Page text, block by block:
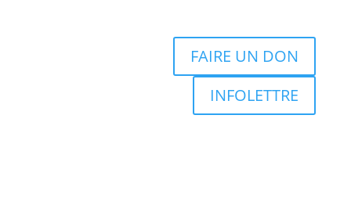
FAIRE UN DON
INFOLETTRE